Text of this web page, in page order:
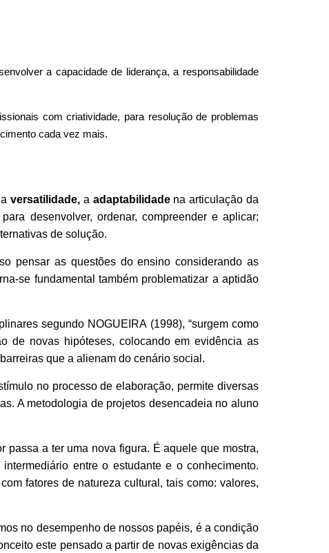
a capacidade de liderança, a responsabilidade
com criatividade, para resolução de problemas
cada vez mais.
aversati idade, a adaptabil idadena articulação da
desenvolver, ordenar, compreender e aplicar;
de solução.
pensar as questões do ensino considerando as
se fundamental também problematizar a aptidão
segundo NOGUEIRA (1998), “surgem como
de novas hipóteses, colocando em evidência as
que a alienam do cenário social.
no processo de elaboração, permite diversas
A metodologia de projetos desencadeia no aluno
a ter uma nova figura. É aquele que mostra,
entre o estudante e o conhecimento.
fatores de natureza cultural, tais como: valores,
no desempenho de nossos papéis, é a condição
este pensado a partir de novas exigências da